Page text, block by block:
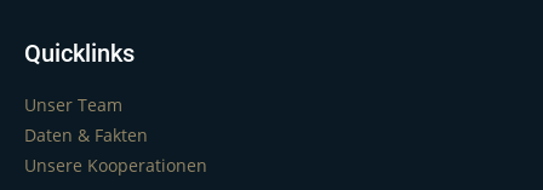
Quicklinks
Unser Team
Daten & Fakten
Unsere Kooperationen